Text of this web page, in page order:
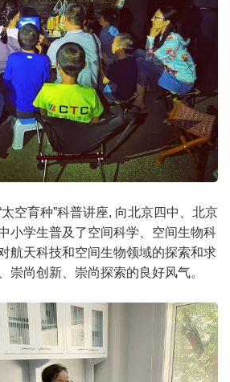
空育种”科普讲座, 向北京四中、北京
小学生普及了空间科学、空间生物科
航天科技和空间生物领域的探索和求
崇尚创新、崇尚探索的良好风气。